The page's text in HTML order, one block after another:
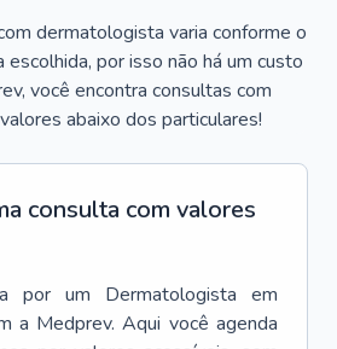
dermatologista varia conforme o
escolhida, por isso não há um custo
você encontra consultas com
abaixo dos particulares!
consulta com valores
por um Dermatologista em
a Medprev. Aqui você agenda